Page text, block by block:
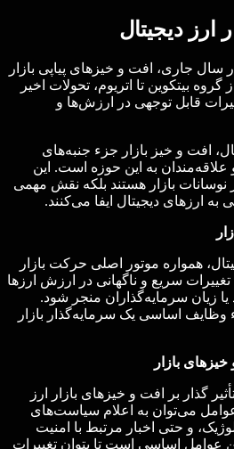
ارز دیجیتال
سال جاری، افت و خیزهای پیاپی بازار
بیتکوین تا اتریوم، تحولات اخیر
قابل توجهی در ارزش‌ها و
افت و خیز بازار جزء جنبه‌های
علاقه‌مندان به این حوزه است. این
نوسانات بازار هستند بلکه نقش مهمی
ارزهای دیجیتال ایفا می‌کنند.
همواره موتور اصلی حرکت بازار
تغییرات سریع و ناگهانی در ارزش ارزها
زیان سرمایه‌گذاران منجر شود.
وظایف اساسی یک سرمایه‌گذار بازار
بازار
گذار بر افت و خیزهای بازار ارز
عوامل می‌توان به اعلام سیاست‌های
و حتی اخبار مرتبط با امنیت
عوامل اساسی است تا بتوان تغییرات